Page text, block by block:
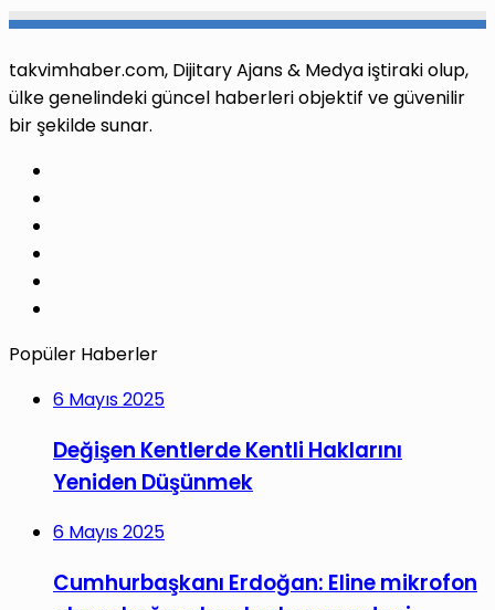
takvimhaber.com, Dijitary Ajans & Medya iştiraki olup,
ülke genelindeki güncel haberleri objektif ve güvenilir
bir şekilde sunar.
Popüler Haberler
6 Mayıs 2025
Değişen Kentlerde Kentli Haklarını
Yeniden Düşünmek
6 Mayıs 2025
Cumhurbaşkanı Erdoğan: Eline mikrofon